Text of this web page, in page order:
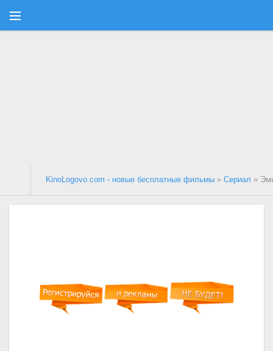
KinoLogovo.com - новые бесплатные фильмы » Сериал »